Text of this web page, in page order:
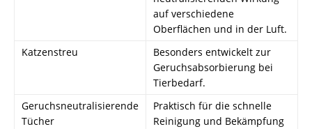
auf verschiedene
Oberflächen und in der Luft.
Katzenstreu
Besonders entwickelt zur
Geruchsabsorbierung bei
Tierbedarf.
Geruchsneutralisierende
Tücher
Praktisch für die schnelle
Reinigung und Bekämpfung